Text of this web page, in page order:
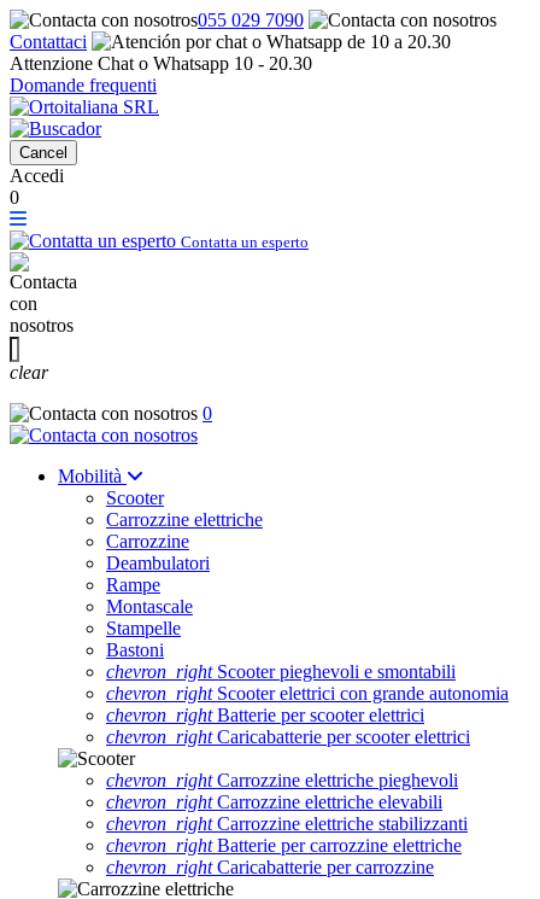
055 029 7090
Contattaci
Attenzione Chat o Whatsapp 10 - 20.30
Domande frequenti
Cancel
Accedi
0
Contatta un esperto
clear
0
Mobilità
Scooter
Carrozzine elettriche
Carrozzine
Deambulatori
Rampe
Montascale
Stampelle
Bastoni
chevron_rightScooter pieghevoli e smontabili
chevron_rightScooter elettrici con grande autonomia
chevron_rightBatterie per scooter elettrici
chevron_rightCaricabatterie per scooter elettrici
chevron_rightCarrozzine elettriche pieghevoli
chevron_rightCarrozzine elettriche elevabili
chevron_rightCarrozzine elettriche stabilizzanti
chevron_rightBatterie per carrozzine elettriche
chevron_rightCaricabatterie per carrozzine